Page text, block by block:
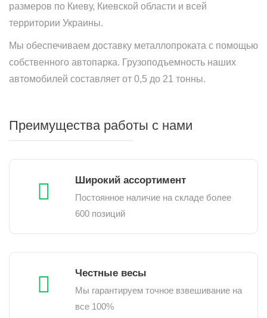
размеров по Киеву, Киевской области и всей
территории Украины.
Мы обеспечиваем доставку металлопроката с помощью
собственного автопарка. Грузоподъемность наших
автомобилей составляет от 0,5 до 21 тонны.
Преимущества работы с нами
Широкий ассортимент
Постоянное наличие на складе более
600 позиций
Честные весы
Мы гарантируем точное взвешивание на
все 100%